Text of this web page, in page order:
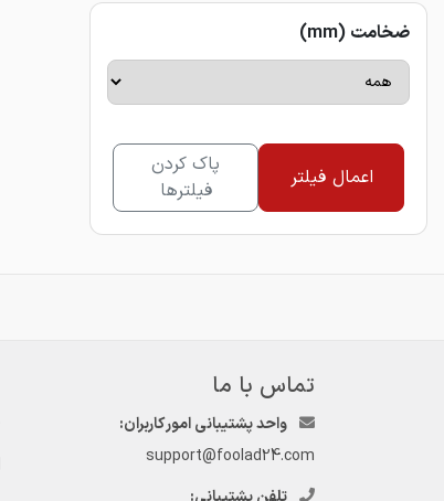
ضخامت (mm)
اعمال فیلتر
پاک کردن
فیلترها
تماس با ما
واحد پشتیبانی امور کاربران:
support@foolad24.com